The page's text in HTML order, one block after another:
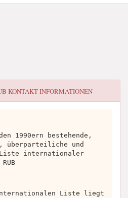
KONTAKT INFORMATIONEN
1990ern bestehende,
überparteiliche und
Liste internationaler
Liste liegt